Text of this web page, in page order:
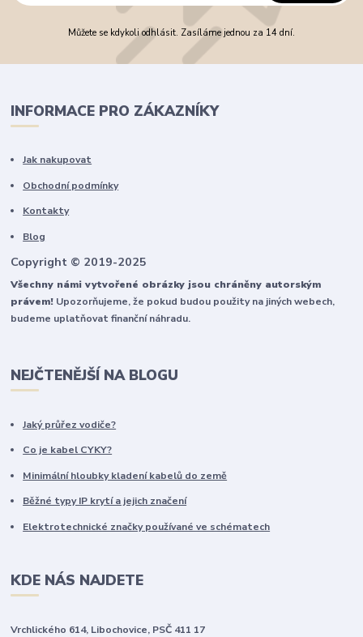
Můžete se kdykoli odhlásit. Zasíláme jednou za 14 dní.
INFORMACE PRO ZÁKAZNÍKY
Jak nakupovat
Obchodní podmínky
Kontakty
Blog
Copyright © 2019-2025
Všechny námi vytvořené obrázky jsou chráněny autorským
právem! Upozorňujeme, že pokud budou použity na jiných webech,
budeme uplatňovat finanční náhradu.
NEJČTENĚJŠÍ NA BLOGU
Jaký průřez vodiče?
Co je kabel CYKY?
Minimální hloubky kladení kabelů do země
Běžné typy IP krytí a jejich značení
Elektrotechnické značky používané ve schématech
KDE NÁS NAJDETE
Vrchlického 614, Libochovice, PSČ 411 17